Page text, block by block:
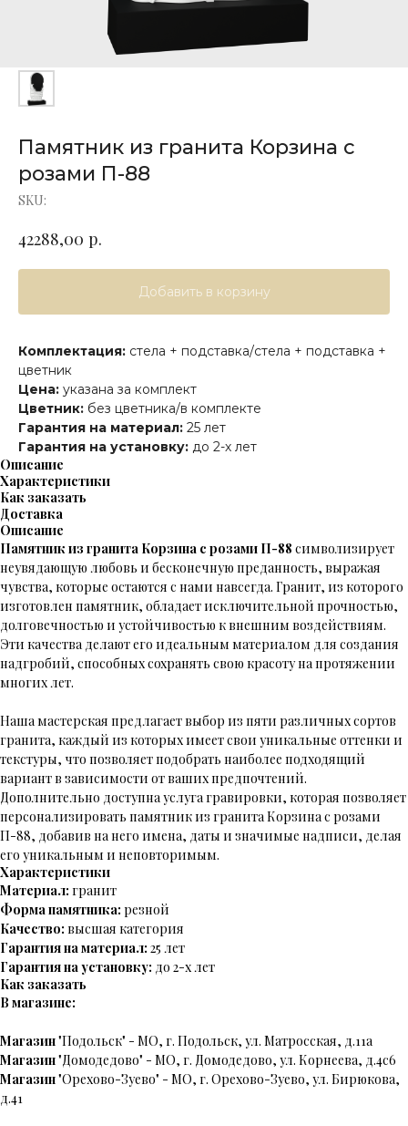
Памятник из гранита Корзина с
розами П-88
SKU:
42288,00 р.
Добавить в корзину
Комплектация: стела + подставка/стела + подставка +
цветник
Цена: указана за комплект
Цветник: без цветника/в комплекте
Гарантия на материал: 25 лет
Гарантия на установку: до 2-х лет
Описание
Характеристики
Как заказать
Доставка
Описание
Памятник из гранита Корзина с розами П-88 символизирует
неувядающую любовь и бесконечную преданность, выражая
чувства, которые остаются с нами навсегда. Гранит, из которого
изготовлен памятник, обладает исключительной прочностью,
долговечностью и устойчивостью к внешним воздействиям.
Эти качества делают его идеальным материалом для создания
надгробий, способных сохранять свою красоту на протяжении
многих лет.
Наша мастерская предлагает выбор из пяти различных сортов
гранита, каждый из которых имеет свои уникальные оттенки и
текстуры, что позволяет подобрать наиболее подходящий
вариант в зависимости от ваших предпочтений.
Дополнительно доступна услуга гравировки, которая позволяет
персонализировать памятник из гранита Корзина с розами
П-88, добавив на него имена, даты и значимые надписи, делая
его уникальным и неповторимым.
Характеристики
Материал: гранит
Форма памятника: резной
Качество: высшая категория
Гарантия на материал: 25 лет
Гарантия на установку: до 2-х лет
Как заказать
В магазине:
Магазин"Подольск" - МО, г. Подольск, ул. Матросская, д.11а
Магазин"Домодедово" - МО, г. Домодедово, ул. Корнеева, д.4с6
Магазин"Орехово-Зуево" - МО, г. Орехово-Зуево, ул. Бирюкова,
д.41